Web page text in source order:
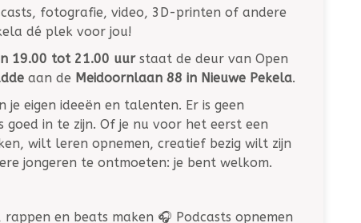
fotografie, video, 3D-printen of andere
dé plek voor jou!
19.00 tot 21.00 uurstaat de deur van Open
aan de Meidoornlaan 88 in Nieuwe Pekela.
je eigen ideeën en talenten. Er is geen
in te zijn. Of je nu voor het eerst een
wilt leren opnemen, creatief bezig wilt zijn
jongeren te ontmoeten: je bent welkom.
en beats maken 🎧 Podcasts opnemen